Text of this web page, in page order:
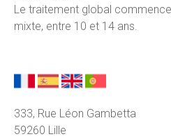
Le traitement global
mixte, entre 10 et 14 ans.
333, Rue Léon Gambetta
59260 Lille